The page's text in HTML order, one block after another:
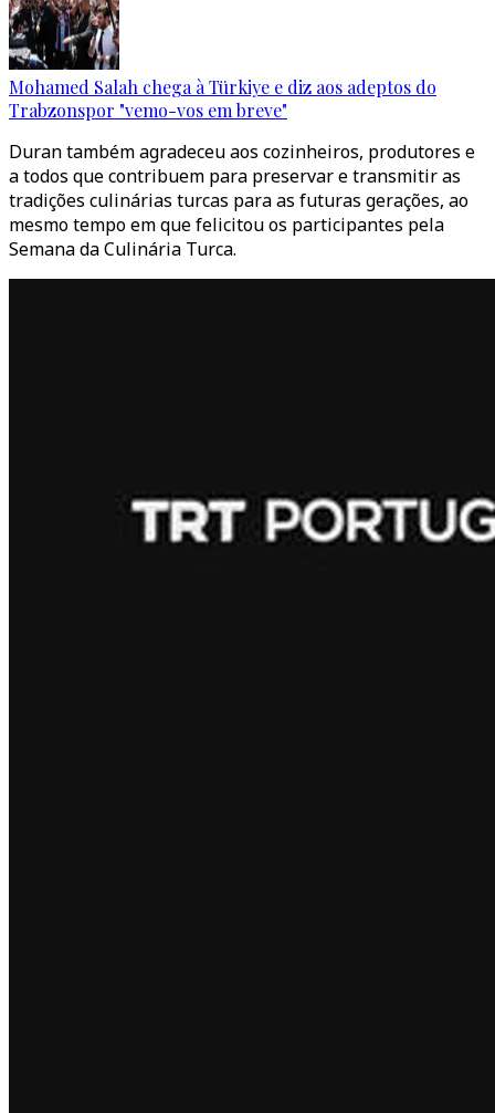
Mohamed Salah chega à Türkiye e diz aos adeptos do
Trabzonspor "vemo-vos em breve"
Duran também agradeceu aos cozinheiros, produtores e
a todos que contribuem para preservar e transmitir as
tradições culinárias turcas para as futuras gerações, ao
mesmo tempo em que felicitou os participantes pela
Semana da Culinária Turca.